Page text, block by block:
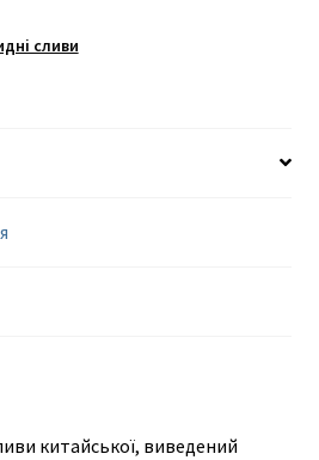
сливи
китайської, виведений